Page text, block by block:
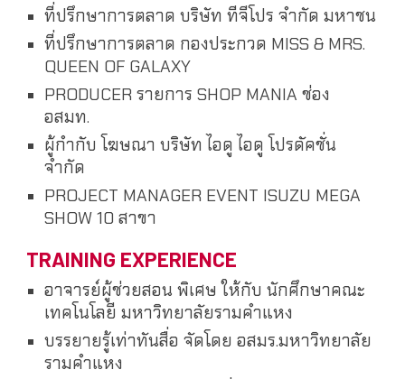
ที่ปรึกษาการตลาด บริษัท ทีจีโปร จำกัด มหาชน
ที่ปรึกษาการตลาด กองประกวด MISS & MRS.
QUEEN OF GALAXY
PRODUCER รายการ SHOP MANIA ช่อง
อสมท.
ผู้กำกับ โฆษณา บริษัท ไอดู ไอดู โปรดัคชั่น
จำกัด
PROJECT MANAGER EVENT ISUZU MEGA
SHOW 10 สาขา
TRAINING EXPERIENCE
อาจารย์ผู้ช่วยสอน พิเศษ ให้กับ นักศึกษาคณะ
เทคโนโลยี มหาวิทยาลัยรามคำแหง
บรรยายรู้เท่าทันสื่อ จัดโดย อสมร.มหาวิทยาลัย
รามคำแหง